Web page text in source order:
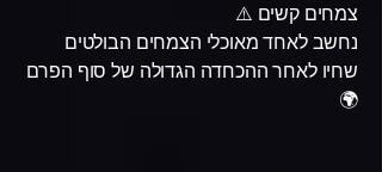
צמחים קשים ⚠️
נחשב לאחד מאוכלי הצמחים הבולטים
שחיו לאחר ההכחדה הגדולה של סוף הפרם
🌍